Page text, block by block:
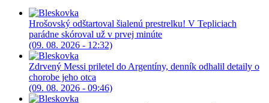
Hrošovský odštartoval šialenú prestrelku! V Tepliciach
parádne skóroval už v prvej minúte
(09. 08. 2026 - 12:32)
Zdrvený Messi priletel do Argentíny, denník odhalil detaily o
chorobe jeho otca
(09. 08. 2026 - 09:46)